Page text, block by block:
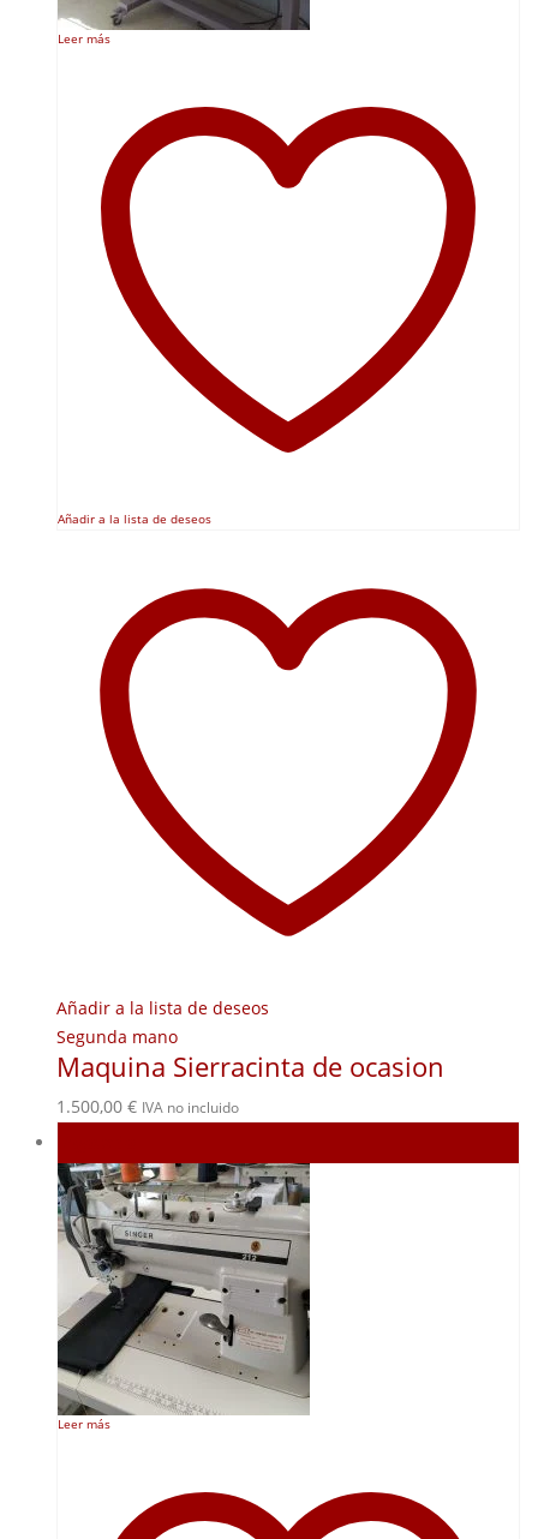
Leer más
Añadir a la lista de deseos
Añadir a la lista de deseos
Segunda mano
Maquina Sierracinta de ocasion
1.500,00 € IVA no incluido
Leer más